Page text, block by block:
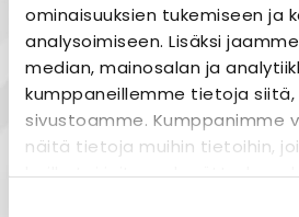
ominaisuuksien tukemiseen ja
analysoimiseen. Lisäksi
median, mainosalan ja
kumppaneillemme tietoja
sivustoamme. Kumppanimme
näitä tietoja muihin tietoihin,
heille tai joita on kerätty, kun
Shelly Plus 1PM on
joka on suunniteltu
suurimpaan osaan
kytkimiä. Langattomaan
liitettävän Shelly Plus
ohjata esim. valaistusta,
lämmitystä tai vaikka